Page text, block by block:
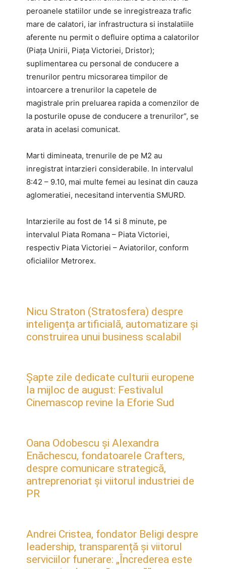
peroanele statiilor unde se inregistreaza trafic
mare de calatori, iar infrastructura si instalatiile
aferente nu permit o defluire optima a calatorilor
(Piața Unirii, Piața Victoriei, Dristor);
suplimentarea cu personal de conducere a
trenurilor pentru micsorarea timpilor de
intoarcere a trenurilor la capetele de
magistrale prin preluarea rapida a comenzilor de
la posturile opuse de conducere a trenurilor”, se
arata in acelasi comunicat.
Marti dimineata, trenurile de pe M2 au
inregistrat intarzieri considerabile. In intervalul
8:42 – 9.10, mai multe femei au lesinat din cauza
aglomeratiei, necesitand interventia SMURD.
Intarzierile au fost de 14 si 8 minute, pe
intervalul Piata Romana – Piata Victoriei,
respectiv Piata Victoriei – Aviatorilor, conform
oficialilor Metrorex.
Nicu Straton (Stratosfera) despre
inteligența artificială, automatizare și
construirea unui business scalabil
Șapte zile dedicate culturii europene
la mijloc de august: Festivalul
Cinemascop revine la Eforie Sud
Oana Odobescu și Alexandra
Enăchescu, fondatoarele Crafters,
despre comunicare strategică,
antreprenoriat și viitorul industriei de
PR
Andrei Cristea, fondator Beligi despre
leadership, transparență și viitorul
serviciilor funerare: „Încrederea este